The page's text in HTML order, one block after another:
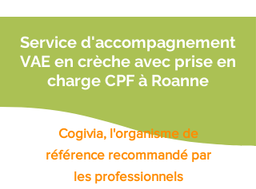
Service d'accompagnement
VAE en crèche avec prise en
charge CPF à Roanne
Cogivia, l'organisme de
référence recommandé par
les professionnels